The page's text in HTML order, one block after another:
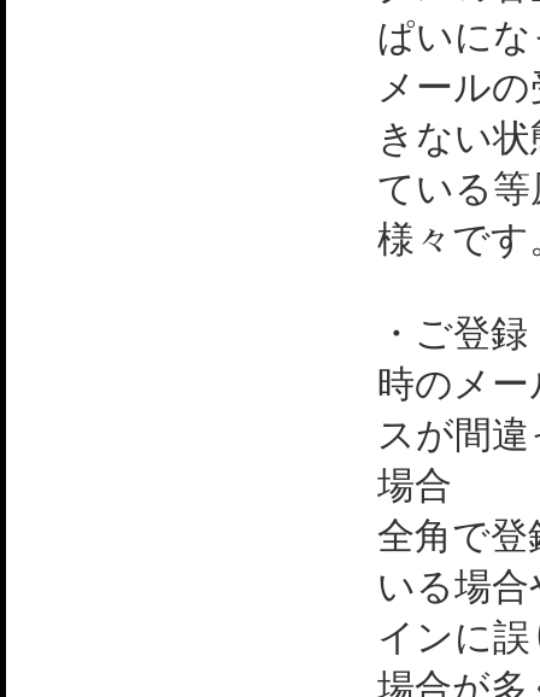
ぱいに
メール
きない
ている
様々です
・ご登
時のメ
スが間
場合
全角で
いる場
インに
場合が